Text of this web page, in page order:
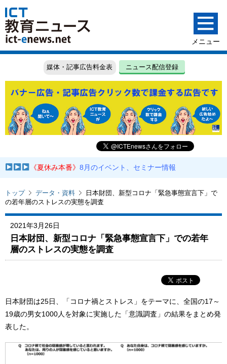
媒体・記事広告料金表 ニュース配信登録
《夏休み本番》8月のイベント、セミナー情報
トップ データ・資料
日本財団、新型コロナ「緊急事態宣言下」で
の若年層のストレスの実態を調査
2021年3月26日
日本財団、新型コロナ「緊急事態宣言下」での若年
層のストレスの実態を調査
日本財団は25日、「コロナ禍とストレス」をテーマに、全国の17～
19歳の男女1000人を対象に実施した「意識調査」の結果をまとめ発
表した。